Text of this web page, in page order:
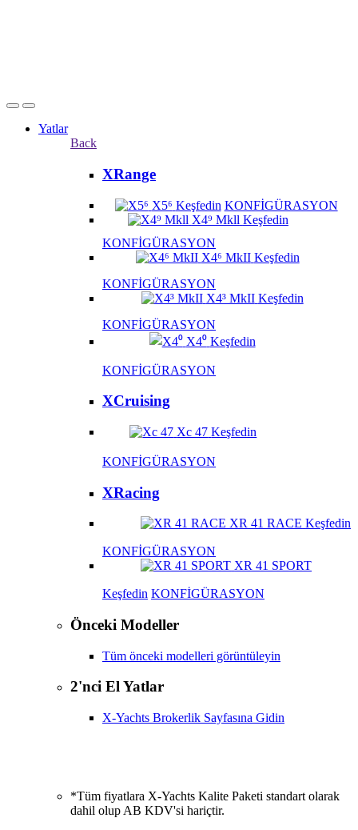
Yatlar
Back
XRange
X5⁶ Keşfedin KONFİGÜRASYON
X4⁹ Mkll Keşfedin
KONFİGÜRASYON
X4⁶ MkII Keşfedin
KONFİGÜRASYON
X4³ MkII Keşfedin
KONFİGÜRASYON
X4⁰ Keşfedin
KONFİGÜRASYON
XCruising
Xc 47 Keşfedin
KONFİGÜRASYON
XRacing
XR 41 RACE Keşfedin
KONFİGÜRASYON
XR 41 SPORT
Keşfedin KONFİGÜRASYON
Önceki Modeller
Tüm önceki modelleri görüntüleyin
2'nci El Yatlar
X-Yachts Brokerlik Sayfasına Gidin
*Tüm fiyatlara X-Yachts Kalite Paketi standart olarak
dahil olup AB KDV'si hariçtir.